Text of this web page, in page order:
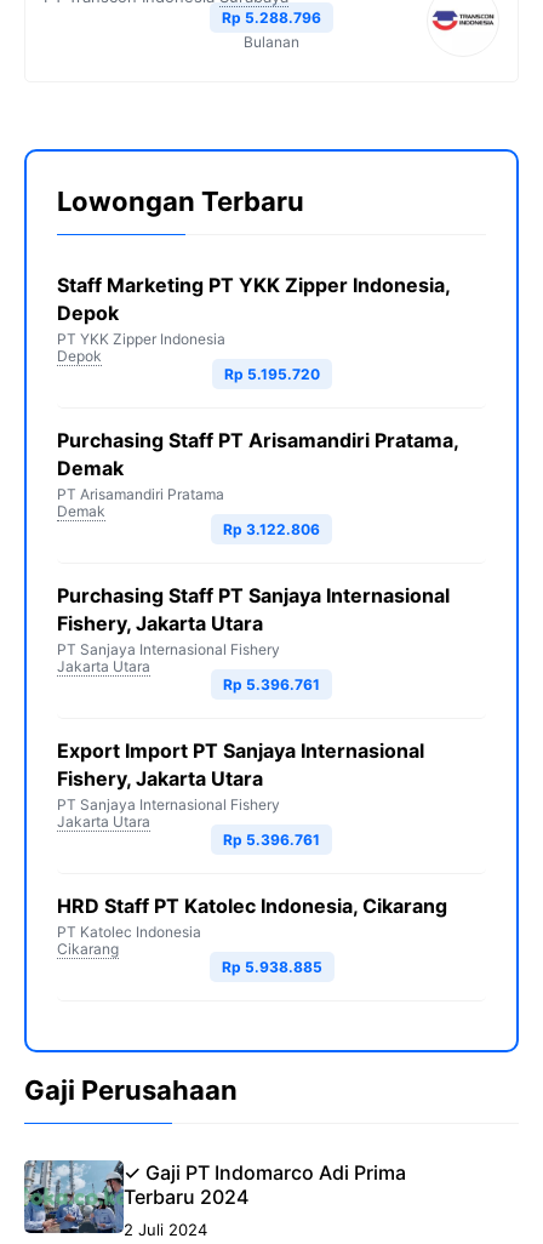
Rp 5.288.796
Bulanan
Lowongan Terbaru
Staff Marketing PT YKK Zipper Indonesia,
Depok
PT YKK Zipper Indonesia
Depok
Rp 5.195.720
Purchasing Staff PT Arisamandiri Pratama,
Demak
PT Arisamandiri Pratama
Demak
Rp 3.122.806
Purchasing Staff PT Sanjaya Internasional
Fishery, Jakarta Utara
PT Sanjaya Internasional Fishery
Jakarta Utara
Rp 5.396.761
Export Import PT Sanjaya Internasional
Fishery, Jakarta Utara
PT Sanjaya Internasional Fishery
Jakarta Utara
Rp 5.396.761
HRD Staff PT Katolec Indonesia, Cikarang
PT Katolec Indonesia
Cikarang
Rp 5.938.885
Gaji Perusahaan
✓ Gaji PT Indomarco Adi Prima
Terbaru 2024
2 Juli 2024